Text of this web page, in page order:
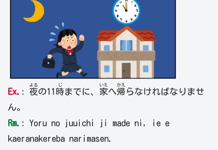
Ex. : 夜
よる
の11 時
じ
までに、 家
いえ
へ帰
かえ
らなければなりませ
ん。
Rm. : Yoru no juuichi ji made ni, ie e
kaeranakereba narimasen.